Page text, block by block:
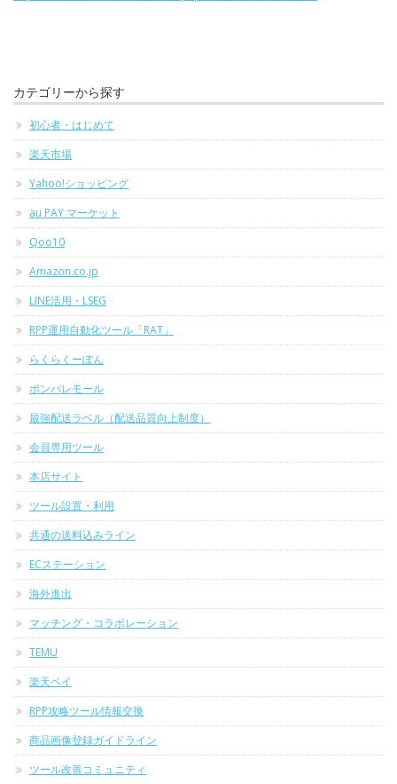
カテゴリーから探す
初心者・はじめて
楽天市場
Yahoo!ショッピング
au PAY マーケット
Qoo10
Amazon.co.jp
LINE活用・LSEG
RPP運用自動化ツール「RAT」
らくらくーぽん
ポンパレモール
最強配送ラベル（配送品質向上制度）
会員専用ツール
本店サイト
ツール設置・利用
共通の送料込みライン
ECステーション
海外進出
マッチング・コラボレーション
TEMU
楽天ペイ
RPP攻略ツール情報交換
商品画像登録ガイドライン
ツール改善コミュニティ